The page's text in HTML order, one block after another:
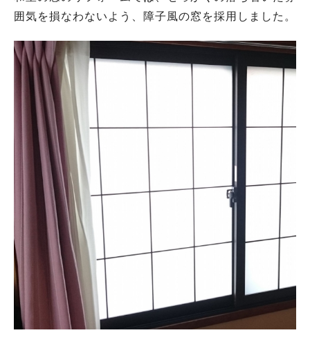
囲気を損なわないよう、障子風の窓を採用しました。